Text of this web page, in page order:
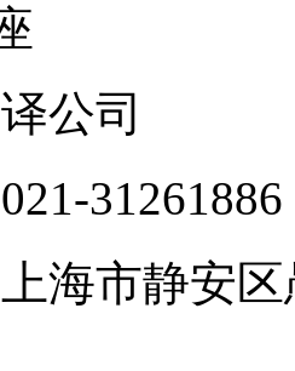
公司
021-31261886
上海市静安区